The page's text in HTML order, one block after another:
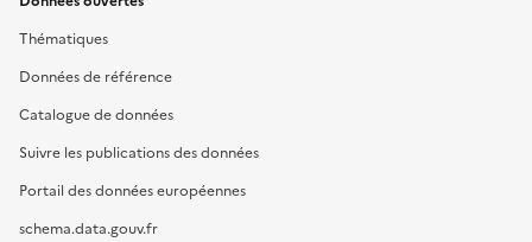
Thématiques
Données de référence
Catalogue de données
Suivre les publications des données
Portail des données européennes
schema.data.gouv.fr